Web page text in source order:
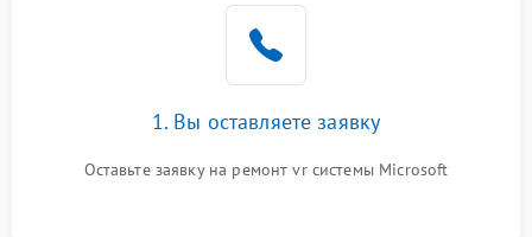
1. Вы оставляете заявку
Оставьте заявку на ремонт vr системы Microsoft